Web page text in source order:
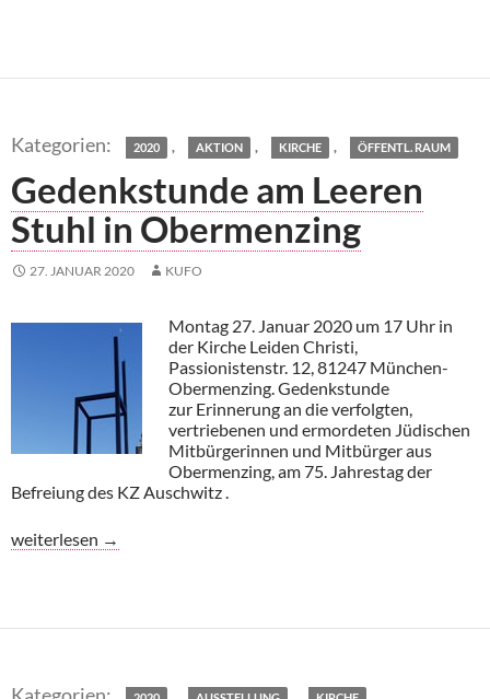
2020 , AKTION , KIRCHE , ÖFFENTL. RAUM
Gedenkstunde am Leeren
Stuhl in Obermenzing
27. JANUAR 2020 KUFO
Montag 27. Januar 2020 um 17 Uhr in
der Kirche Leiden Christi,
Passionistenstr. 12, 81247 München-
Obermenzing. Gedenkstunde
zur Erinnerung an die verfolgten,
vertriebenen und ermordeten Jüdischen
Mitbürgerinnen und Mitbürger aus
Obermenzing, am 75. Jahrestag der
Befreiung des KZ Auschwitz .
Gedenkstunde am Leeren Stuhl in Obermenzing
weiterlesen →